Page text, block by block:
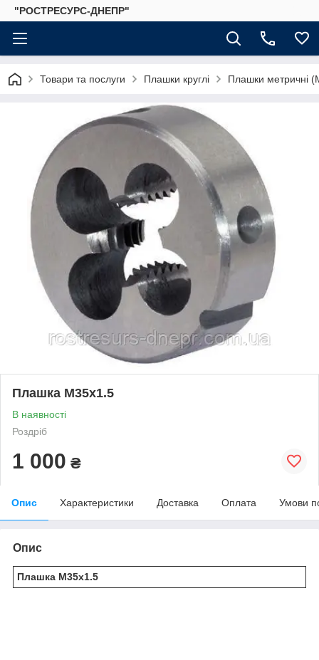
"РОСТРЕСУРС-ДНЕПР"
Товари та послуги Плашки круглі Плашки метричні
Плашка М35х1.5
В наявності
Роздріб
1 000 ₴
Опис Характеристики Доставка Оплата Умови
Опис
Плашка М35х1.5